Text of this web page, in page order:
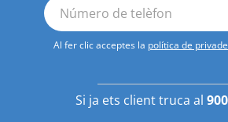
Número de telèfon
Al fer clic acceptes la política de
Si ja ets client truca al